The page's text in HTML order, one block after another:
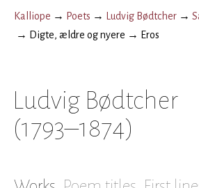
Kalliope → Poets → Ludvig Bødtcher →
→ Digte, ældre og nyere → Eros
Ludvig Bødtcher
(1793–1874)